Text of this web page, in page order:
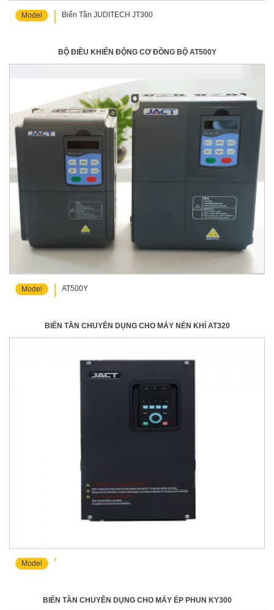
Model Biến Tần JUDITECH JT300
BỘ ĐIỀU KHIỂN ĐỘNG CƠ ĐỒNG BỘ AT500Y
Model AT500Y
BIẾN TẦN CHUYÊN DỤNG CHO MÁY NÉN KHÍ AT320
Model
BIẾN TẦN CHUYÊN DỤNG CHO MÁY ÉP PHUN KY300